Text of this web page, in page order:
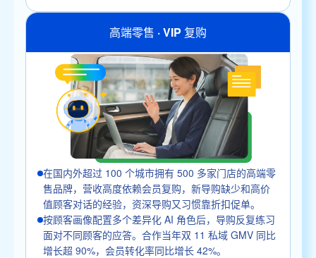
高端零售 · VIP 复购
在国内外超过 100 个城市拥有 500 多家门店的高端零
售品牌，营收高度依赖会员复购，新导购缺少和高价
值顾客对话的经验，资深导购又习惯靠折扣促单。
按顾客画像配置多个差异化 AI 角色后，导购反复练习
面对不同顾客的应答。合作当年双 11 私域 GMV 同比
增长超 90%，会员转化率同比增长 42%。